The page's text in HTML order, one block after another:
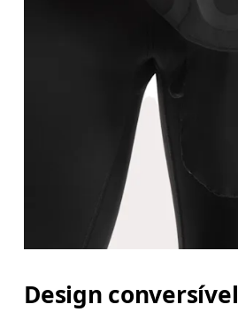
Design conversível